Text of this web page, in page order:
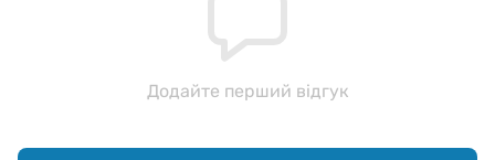
Додайте перший відгук